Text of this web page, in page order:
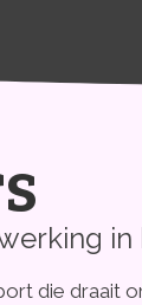
die draait